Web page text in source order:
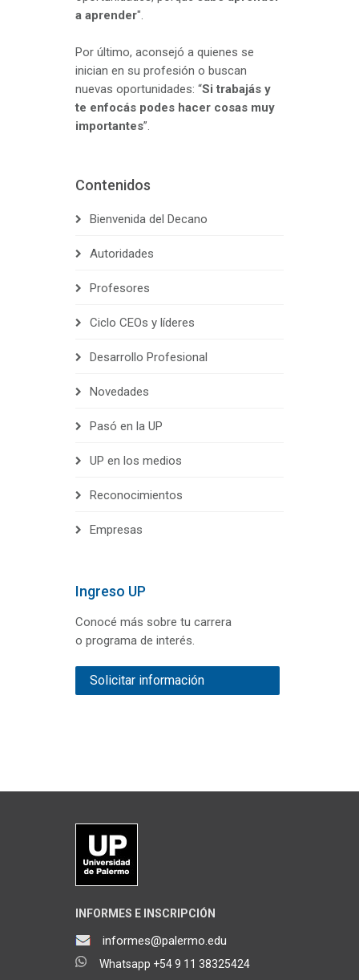
a aprender".
Por último, aconsejó a quienes se
inician en su profesión o buscan
nuevas oportunidades: “Si trabajás y
te enfocás podes hacer cosas muy
importantes”.
Contenidos
Bienvenida del Decano
Autoridades
Profesores
Ciclo CEOs y líderes
Desarrollo Profesional
Novedades
Pasó en la UP
UP en los medios
Reconocimientos
Empresas
Ingreso UP
Conocé más sobre tu carrera
o programa de interés.
Solicitar información
INFORMES E INSCRIPCIÓN
informes@palermo.edu
Whatsapp +54 9 11 38325424